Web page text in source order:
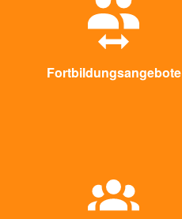
Fortbildungsangebote